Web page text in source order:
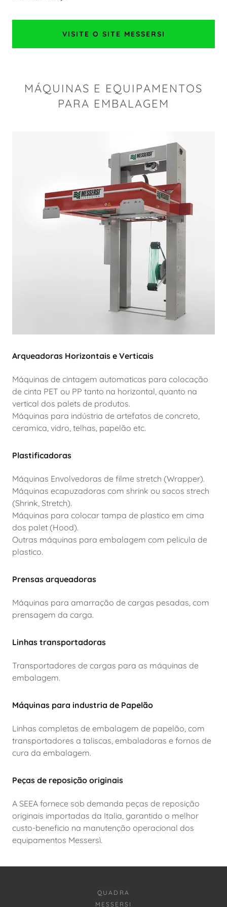
VISITE O SITE MESSERSI
MÁQUINAS E EQUIPAMENTOS
PARA EMBALAGEM
Arqueadoras Horizontais e Verticais
Máquinas de cintagem automaticas para colocação
de cinta PET ou PP tanto na horizontal, quanto na
vertical dos palets de produtos.
Máquinas para indústria de artefatos de concreto,
ceramica, vidro, telhas, papelão etc.
Plastificadoras
Máquinas Envolvedoras de filme stretch (Wrapper).
Máquinas ecapuzadoras com shrink ou sacos strech
(Shrink, Stretch).
Máquinas para colocar tampa de plastico em cima
dos palet (Hood).
Outras máquinas para embalagem com pelicula de
plastico.
Prensas arqueadoras
Máquinas para amarração de cargas pesadas, com
prensagem da carga.
Linhas transportadoras
Transportadores de cargas para as máquinas de
embalagem.
Máquinas para industria de Papelão
Linhas completas de embalagem de papelão, com
transportadores a taliscas, embaladoras e fornos de
cura da embalagem.
Peças de reposição originais
A SEEA fornece sob demanda peças de reposição
originais importadas da Italia, garantido o melhor
custo-beneficio na manutenção operacional dos
equipamentos Messersì.
QUADRA
MESSERSI